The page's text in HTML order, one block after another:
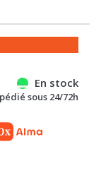
En stock
sous 24/72h